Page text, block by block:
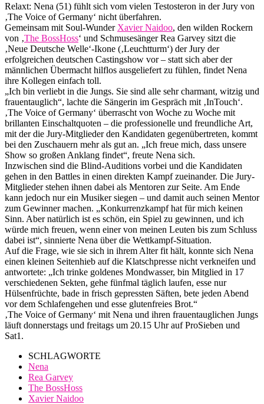
Relaxt: Nena (51) fühlt sich vom vielen Testosteron in der Jury von
‚The Voice of Germany‘ nicht überfahren.
Gemeinsam mit Soul-Wunder Xavier Naidoo, den wilden Rockern
von ‚The BossHoss‘ und Schmusesänger Rea Garvey sitzt die
‚Neue Deutsche Welle‘-Ikone (‚Leuchtturm‘) der Jury der
erfolgreichen deutschen Castingshow vor – statt sich aber der
männlichen Übermacht hilflos ausgeliefert zu fühlen, findet Nena
ihre Kollegen einfach toll.
„Ich bin verliebt in die Jungs. Sie sind alle sehr charmant, witzig und
frauentauglich“, lachte die Sängerin im Gespräch mit ‚InTouch‘.
‚The Voice of Germany‘ überrascht von Woche zu Woche mit
brillanten Einschaltquoten – die professionelle und freundliche Art,
mit der die Jury-Mitglieder den Kandidaten gegenübertreten, kommt
bei den Zuschauern mehr als gut an. „Ich freue mich, dass unsere
Show so großen Anklang findet“, freute Nena sich.
Inzwischen sind die Blind-Auditions vorbei und die Kandidaten
gehen in den Battles in einen direkten Kampf zueinander. Die Jury-
Mitglieder stehen ihnen dabei als Mentoren zur Seite. Am Ende
kann jedoch nur ein Musiker siegen – und damit auch seinen Mentor
zum Gewinner machen. „Konkurrenzkampf hat für mich keinen
Sinn. Aber natürlich ist es schön, ein Spiel zu gewinnen, und ich
würde mich freuen, wenn einer von meinen Leuten bis zum Schluss
dabei ist“, sinnierte Nena über die Wettkampf-Situation.
Auf die Frage, wie sie sich in ihrem Alter fit hält, konnte sich Nena
einen kleinen Seitenhieb auf die Klatschpresse nicht verkneifen und
antwortete: „Ich trinke goldenes Mondwasser, bin Mitglied in 17
verschiedenen Sekten, gehe fünfmal täglich laufen, esse nur
Hülsenfrüchte, bade in frisch gepressten Säften, bete jeden Abend
vor dem Schlafengehen und esse glutenfreies Brot.“
‚The Voice of Germany‘ mit Nena und ihren frauentauglichen Jungs
läuft donnerstags und freitags um 20.15 Uhr auf ProSieben und
Sat1.
SCHLAGWORTE
Nena
Rea Garvey
The BossHoss
Xavier Naidoo